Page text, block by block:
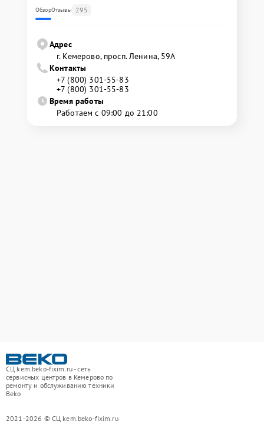
ОбзорОтзывы 295
Адрес
г. Кемерово, просп. Ленина, 59А
Контакты
+7 (800) 301-55-83
+7 (800) 301-55-83
Время работы
Работаем с 09:00 до 21:00
СЦ kem.beko-fixim.ru - сеть
сервисных центров в Кемерово по
ремонту и обслуживанию техники
Beko
2021-2026 © СЦ kem.beko-fixim.ru